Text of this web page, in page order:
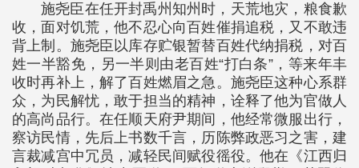
施尧臣在任开封禹州知州时，天荒地灾，粮食歉
收，面对饥荒，他不忍心向百姓催捐追税，又不敢违
背上制。施尧臣以库存贮银暂替百姓代纳捐税，对百
姓一半豁免，另一半则由老百姓“打白条”，等来年丰
收时再补上，解了百姓燃眉之急。施尧臣这种心系群
众，为民解忧，敢于担当的精神，诠释了他为官做人
的高尚品行。在任顺天府尹期间，他经常微服出行，
察访民情，先后上书数千言，历陈弊政恶习之害，建
言裁减宫中冗员，减轻民间赋役徭役。他在《江西归